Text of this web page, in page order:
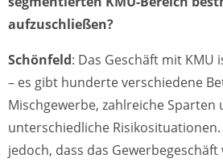
aufzuschließen?
Schönfeld: Das Geschäft mit
– es gibt hunderte verschiedene
Mischgewerbe, zahlreiche Sparten
unterschiedliche
jedoch, dass das Gewerbegeschäft